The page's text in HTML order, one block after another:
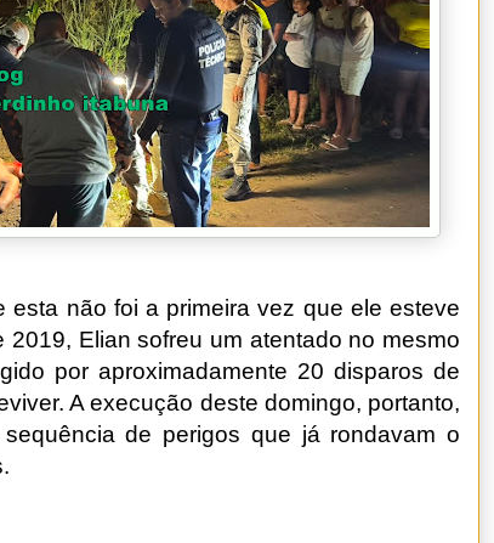
esta não foi a primeira vez que ele esteve
Elian sofreu um atentado no mesmo
por aproximadamente 20 disparos de
A execução deste domingo, portanto,
de perigos que já rondavam o